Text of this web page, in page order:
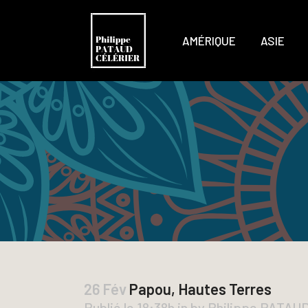
AMÉRIQUE ASIE
26 Fév Papou, Hautes Terres